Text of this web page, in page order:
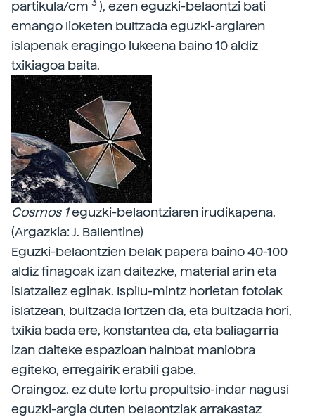
partikula/cm 3), ezen eguzki-belaontzi bati
emango lioketen bultzada eguzki-argiaren
islapenak eragingo lukeena baino 10 aldiz
txikiagoa baita.
Cosmos 1eguzki-belaontziaren irudikapena.
(Argazkia: J. Ballentine)
Eguzki-belaontzien belak papera baino 40-100
aldiz finagoak izan daitezke, material arin eta
islatzailez eginak. Ispilu-mintz horietan fotoiak
islatzean, bultzada lortzen da, eta bultzada hori,
txikia bada ere, konstantea da, eta baliagarria
izan daiteke espazioan hainbat maniobra
egiteko, erregairik erabili gabe.
Oraingoz, ez dute lortu propultsio-indar nagusi
eguzki-argia duten belaontziak arrakastaz